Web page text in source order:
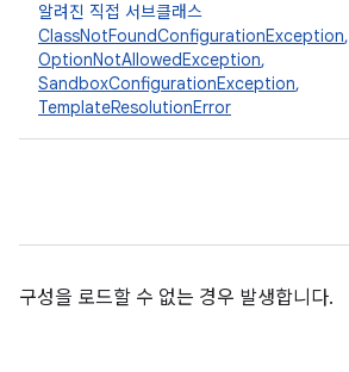
알려진 직접 서브클래스
ClassNotFoundConfigurationException,
OptionNotAllowedException,
SandboxConfigurationException,
TemplateResolutionError
구성을 로드할 수 없는 경우 발생합니다.